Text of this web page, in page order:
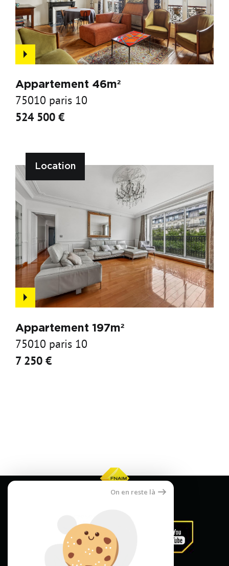
Appartement 46m²
75010 paris 10
524 500 €
Location
Appartement 197m²
75010 paris 10
7 250 €
On en reste là